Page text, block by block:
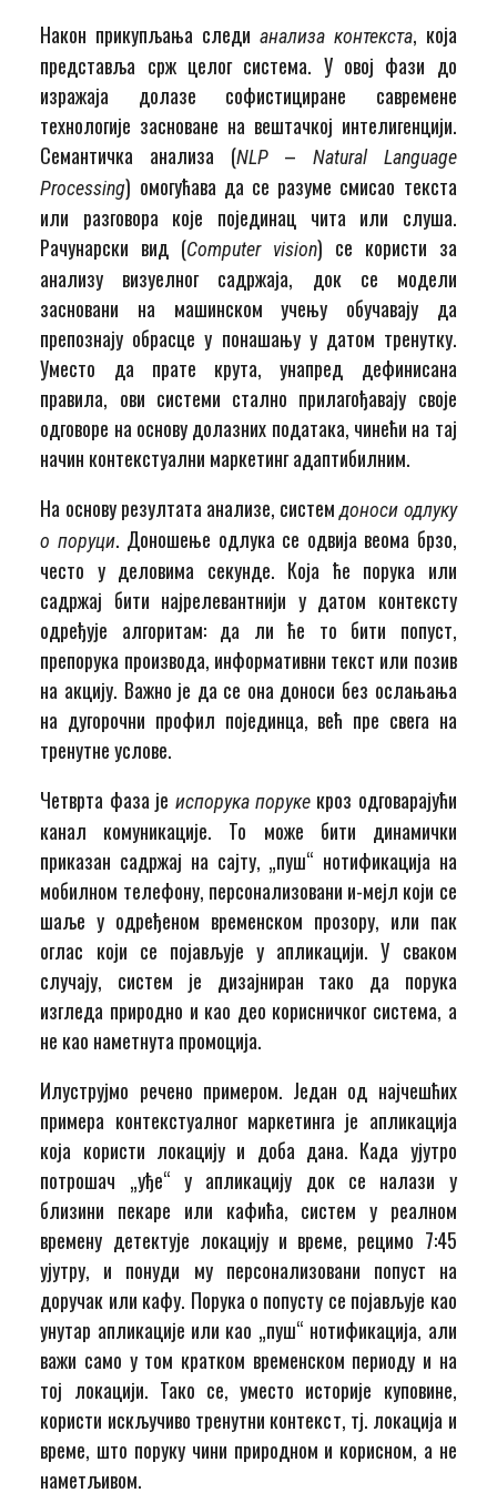
Након прикупљања следи анализа контекста, која
представља срж целог система. У овој фази до
изражаја долазе софистициране савремене
технологије засноване на вештачкој интелигенцији.
Семантичка анализа (NLP–
Natural Language
Processing) омогућава да се разуме смисао текста
или разговора које појединац чита или слуша.
Рачунарски вид (Computer vision) се користи за
анализу визуелног садржаја, док се модели
засновани на машинском учењу обучавају да
препознају обрасце у понашању у датом тренутку.
Уместо да прате крута, унапред дефинисана
правила, ови системи стално прилагођавају своје
одговоре на основу долазних података, чинећи на тај
начин контекстуални маркетинг адаптибилним.
На основу резултата анализе, системдоноси одлуку
о поруци. Доношење одлука се одвија веома брзо,
често у деловима секунде. Која ће порука или
садржај бити најрелевантнији у датом контексту
одређује алгоритам: да ли ће то бити попуст,
препорука производа, информативни текст или позив
на акцију. Важно је да се она доноси без ослањања
на дугорочни профил појединца, већ пре свега на
тренутне услове.
Четврта фаза је испорука порукекроз одговарајући
канал комуникације. То може бити динамички
приказан садржај на сајту, „пуш“ нотификација на
мобилном телефону, персонализовани и-мејл који се
шаље у одређеном временском прозору, или пак
оглас који се појављује у апликацији. У сваком
случају, систем је дизајниран тако да порука
изгледа природно и као део корисничког система, а
не као наметнута промоција.
Илуструјмо речено примером. Један од најчешћих
примера контекстуалног маркетинга је апликација
која користи локацију и доба дана. Када ујутро
потрошач „уђе“ у апликацију док се налази у
близини пекаре или кафића, систем у реалном
времену детектује локацију и време, рецимо 7:45
ујутру, и понуди му персонализовани попуст на
доручак или кафу. Порука о попусту се појављује као
унутар апликације или као „пуш“ нотификација, али
важи само у том кратком временском периоду и на
тој локацији. Тако се, уместо историје куповине,
користи искључиво тренутни контекст, тј. локација и
време, што поруку чини природном и корисном, а не
наметљивом.